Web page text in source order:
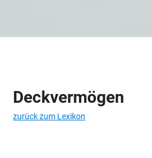
Deckvermögen
zurück zum Lexikon